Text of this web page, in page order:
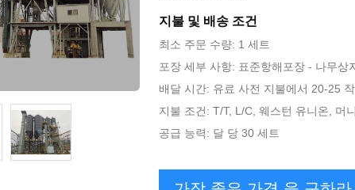
지불 및 배송 조건
최소 주문 수량: 1 세트
포장 세부 사항: 표준항해포장 - 나무상
배달 시간: 유료 사전 지불에서 20-25
지불 조건: T/T, L/C, 웨스턴 유니온, 머
공급 능력: 달 당 30 세트